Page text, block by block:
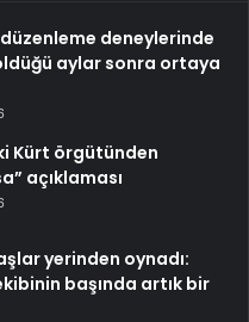
deneylerinde
aylar sonra ortaya
Kürt örgütünden
açıklaması
yerinden oynadı:
başında artık bir